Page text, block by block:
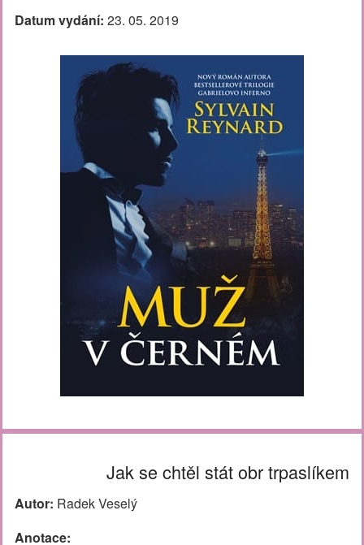
Datum vydání: 23. 05. 2019
Jak se chtěl stát obr trpaslíkem
Autor: Radek Veselý
Anotace: